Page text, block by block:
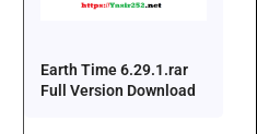
Earth Time 6.29.1.rar
Full Version Download